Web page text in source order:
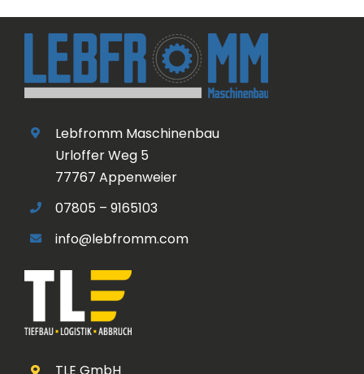
Lebfromm Maschinenbau
Urloffer Weg 5
77767 Appenweier
07805 – 9165103
info@lebfromm.com